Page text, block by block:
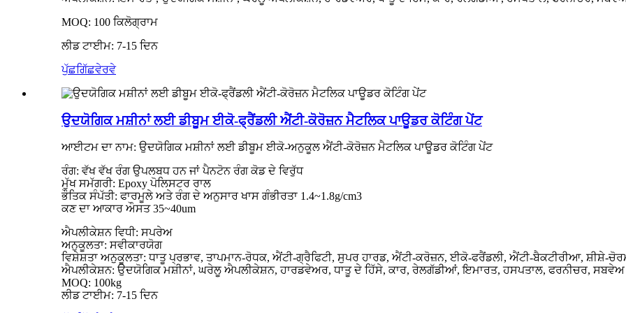
MOQ: 100 ਕਿਲੋਗ੍ਰਾਮ
ਲੀਡ ਟਾਈਮ: 7-15 ਦਿਨ
ਪੁੱਛਗਿੱਛਵੇਰਵੇ
ਉਦਯੋਗਿਕ ਮਸ਼ੀਨਾਂ ਲਈ ਡੀਬੂਮ ਈਕੋ-ਫ੍ਰੈਂਡਲੀ ਐਂਟੀ-ਕੋਰੋਜ਼ਨ ਮੈਟਲਿਕ ਪਾਊਡਰ ਕੋਟਿੰਗ ਪੇਂਟ
ਆਈਟਮ ਦਾ ਨਾਮ: ਉਦਯੋਗਿਕ ਮਸ਼ੀਨਾਂ ਲਈ ਡੀਬੂਮ ਈਕੋ-ਅਨੁਕੂਲ ਐਂਟੀ-ਕੋਰੋਜ਼ਨ ਮੈਟਲਿਕ ਪਾਊਡਰ ਕੋਟਿੰਗ ਪੇਂਟ
ਰੰਗ: ਵੱਖ ਵੱਖ ਰੰਗ ਉਪਲਬਧ ਹਨ ਜਾਂ ਪੈਨਟੋਨ ਰੰਗ ਕੋਡ ਦੇ ਵਿਰੁੱਧ
ਮੁੱਖ ਸਮੱਗਰੀ: Epoxy ਪੋਲਿਸਟਰ ਰਾਲ
ਭੌਤਿਕ ਸੰਪੱਤੀ: ਫਾਰਮੂਲੇ ਅਤੇ ਰੰਗ ਦੇ ਅਨੁਸਾਰ ਖਾਸ ਗੰਭੀਰਤਾ 1.4~1.8g/cm3
ਕਣ ਦਾ ਆਕਾਰ ਔਸਤ 35~40um
ਐਪਲੀਕੇਸ਼ਨ ਵਿਧੀ: ਸਪਰੇਅ
ਅਨੁਕੂਲਤਾ: ਸਵੀਕਾਰਯੋਗ
ਵਿਸ਼ੇਸ਼ਤਾ ਅਨੁਕੂਲਤਾ: ਧਾਤੂ ਪ੍ਰਭਾਵ, ਤਾਪਮਾਨ-ਰੋਧਕ, ਐਂਟੀ-ਗ੍ਰੈਫਿਟੀ, ਸੁਪਰ ਹਾਰਡ, ਐਂਟੀ-ਕਰੋਜ਼ਨ, ਈਕੋ-ਫਰੈਂਡਲੀ, ਐਂਟੀ-ਬੈਕਟੀਰੀਆ, ਸ਼ੀਸ਼ੇ-
ਐਪਲੀਕੇਸ਼ਨ: ਉਦਯੋਗਿਕ ਮਸ਼ੀਨਾਂ, ਘਰੇਲੂ ਐਪਲੀਕੇਸ਼ਨ, ਹਾਰਡਵੇਅਰ, ਧਾਤੂ ਦੇ ਹਿੱਸੇ, ਕਾਰ, ਰੇਲਗੱਡੀਆਂ, ਇਮਾਰਤ, ਹਸਪਤਾਲ, ਫਰਨੀਚਰ,
MOQ: 100kg
ਲੀਡ ਟਾਈਮ: 7-15 ਦਿਨ